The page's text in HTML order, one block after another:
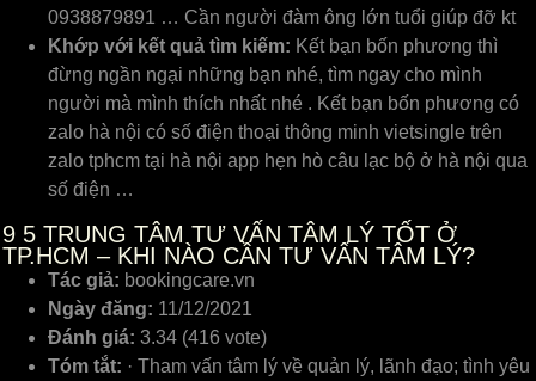
0938879891 … Cần người đàm ông lớn tuổi giúp đỡ kt
Khớp với kết quả tìm kiếm: Kết bạn bốn phương thì
đừng ngần ngại những bạn nhé, tìm ngay cho mình
người mà mình thích nhất nhé . Kết bạn bốn phương có
zalo hà nội có số điện thoại thông minh vietsingle trên
zalo tphcm tại hà nội app hẹn hò câu lạc bộ ở hà nội qua
số điện …
9 5 TRUNG TÂM TƯ VẤN TÂM LÝ TỐT Ở
TP.HCM – KHI NÀO CẦN TƯ VẤN TÂM LÝ?
Tác giả: bookingcare.vn
Ngày đăng: 11/12/2021
Đánh giá: 3.34 (416 vote)
Tóm tắt: · Tham vấn tâm lý về quản lý, lãnh đạo; tình yêu